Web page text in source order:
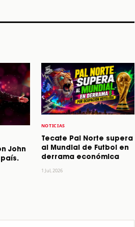
John
NOTICIAS
Tecate Pal Norte supera
al Mundial de Futbol en
derrama económica
1 Jul, 2026